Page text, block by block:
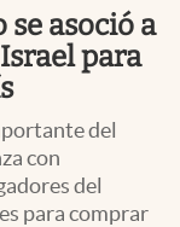
Uruguay
asoció a
para
del
con
del
para comprar